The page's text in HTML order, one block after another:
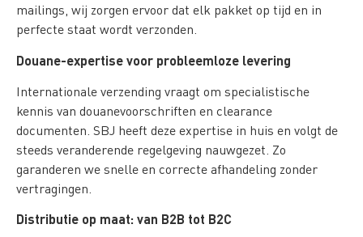
mailings, wij zorgen ervoor dat elk pakket op tijd en in
perfecte staat wordt verzonden.
Douane-expertise voor probleemloze levering
Internationale verzending vraagt om specialistische
kennis van douanevoorschriften en clearance
documenten. SBJ heeft deze expertise in huis en volgt de
steeds veranderende regelgeving nauwgezet. Zo
garanderen we snelle en correcte afhandeling zonder
vertragingen.
Distributie op maat: van B2B tot B2C